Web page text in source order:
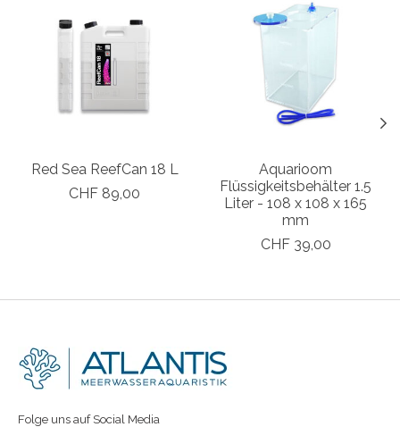
Red Sea ReefCan 18 L
CHF 89,00
Aquarioom
Flüssigkeitsbehälter 1.5
Liter - 108 x 108 x 165
mm
CHF 39,00
Folge uns auf Social Media